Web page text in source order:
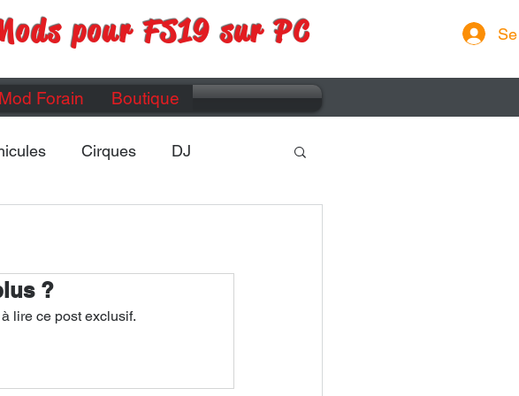
pour FS19 sur PC
Forain Boutique
Cirques DJ
?
lire ce post exclusif.